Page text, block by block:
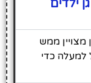
ילדים
ממש
כדי